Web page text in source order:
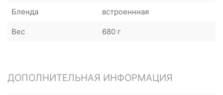
Бленда встроеннная
Вес 680 г
ДОПОЛНИТЕЛЬНАЯ ИНФОРМАЦИЯ